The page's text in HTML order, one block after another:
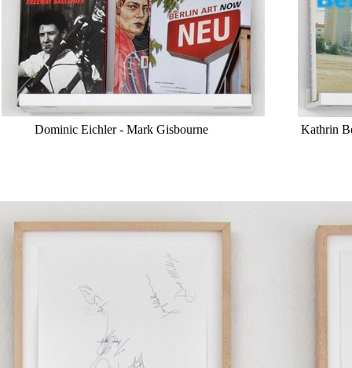
Kathrin
Dominic Eichler - Mark Gisbourne